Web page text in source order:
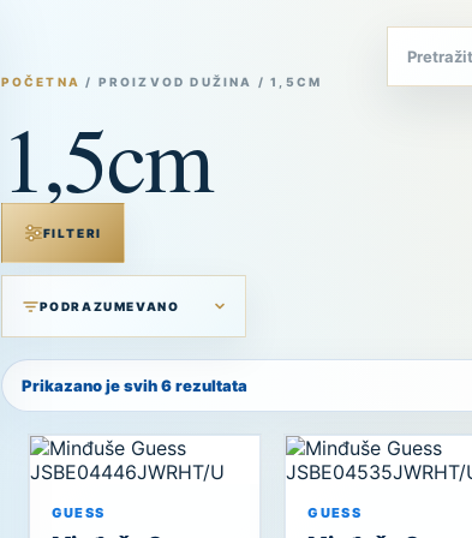
POČETNA / PROIZVOD DUŽINA / 1,5CM
1,5cm
FILTERI
Prikazano je svih 6 rezultata
GUESS GUESS